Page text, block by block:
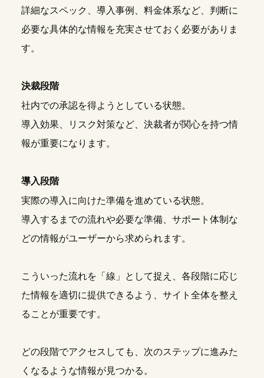
詳細なスペック、導入事例、料金体系など、判断に
必要な具体的な情報を充実させておく必要がありま
す。
決裁段階
社内での承認を得ようとしている状態。
導入効果、リスク対策など、決裁者が関心を持つ情
報が重要になります。
導入段階
実際の導入に向けた準備を進めている状態。
導入するまでの流れや必要な準備、サポート体制な
どの情報がユーザーから求められます。
こういった流れを「線」として捉え、各段階に応じ
た情報を適切に提供できるよう、サイト全体を整え
ることが重要です。
どの段階でアクセスしても、次のステップに進みた
くなるような情報が見つかる。